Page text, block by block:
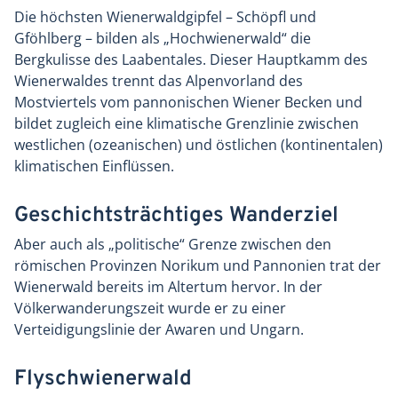
Die höchsten Wienerwaldgipfel – Schöpfl und
Gföhlberg – bilden als „Hochwienerwald“ die
Bergkulisse des Laabentales. Dieser Hauptkamm des
Wienerwaldes trennt das Alpenvorland des
Mostviertels vom pannonischen Wiener Becken und
bildet zugleich eine klimatische Grenzlinie zwischen
westlichen (ozeanischen) und östlichen (kontinentalen)
klimatischen Einflüssen.
Geschichtsträchtiges Wanderziel
Aber auch als „politische“ Grenze zwischen den
römischen Provinzen Norikum und Pannonien trat der
Wienerwald bereits im Altertum hervor. In der
Völkerwanderungszeit wurde er zu einer
Verteidigungslinie der Awaren und Ungarn.
Flyschwienerwald